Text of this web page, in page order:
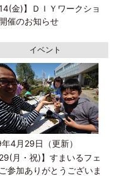
14(金)】ＤＩＹワークショ
催のお知らせ
イベント
4月29日（更新）
29(月・祝)】すまいるフェ
参加ありがとうございま